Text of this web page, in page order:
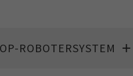
ROBOTERSYSTEM